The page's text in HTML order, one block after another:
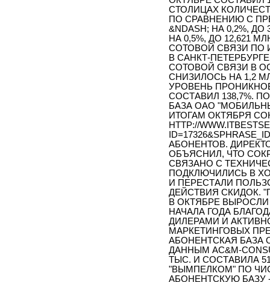
СТОЛИЦАХ
ПО СРАВНЕНИЮ С
&NDASH; НА 0,2%,
НА 0,5%, ДО 12,621
СОТОВОЙ СВЯЗИ ПО
В САНКТ-
СОТОВОЙ СВЯЗИ В
СНИЗИЛОСЬ НА 1,2
УРОВЕНЬ
СОСТАВИЛ 138,7%.
БАЗА ОАО
ИТОГАМ ОКТЯБРЯ
HTTP://
АБОНЕНТОВ.
ОБЪЯСНИЛ, ЧТО
СВЯЗАНО С
ПОДКЛЮЧИЛИСЬ В
И ПЕРЕСТАЛИ
ДЕЙСТВИЯ СКИДОК.
В ОКТЯБРЕ
НАЧАЛА ГОДА
ДИЛЕРАМИ И
МАРКЕТИНГОВЫХ
АБОНЕНТСКАЯ БАЗА
ДАННЫМ AC&M-
ТЫС. И СОСТАВИЛА
"ВЫМПЕЛКОМ" ПО
АБОНЕНТСКУЮ БАЗУ